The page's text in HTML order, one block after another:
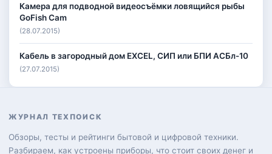
Камера для подводной видеосъёмки ловящийся рыбы
GoFish Cam
(28.07.2015)
Кабель в загородный дом EXCEL, СИП или БПИ АСБл-10
(27.07.2015)
ЖУРНАЛ ТЕХПОИСК
Обзоры, тесты и рейтинги бытовой и цифровой техники.
Разбираем, как устроены приборы, что стоит своих денег и